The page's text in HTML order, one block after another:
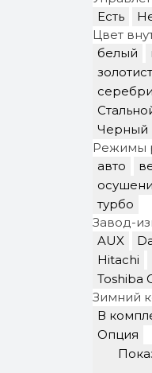
Есть
Цвет
белый
Черный
Режимы
авто
турбо
Завод-
AUX
Hitachi
Toshiba
Зимний
В
Опция